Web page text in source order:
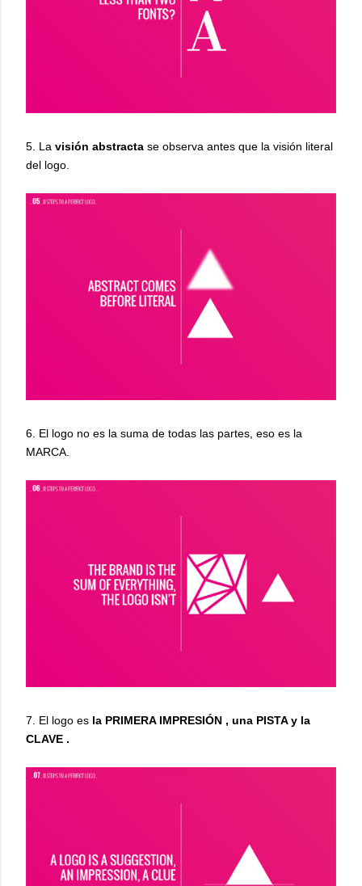
5. La visión abstracta se observa antes que la visión literal
del logo.
6. El logo no es la suma de todas las partes, eso es la
MARCA.
7. El logo es la PRIMERA IMPRESIÓN , una PISTA y la
CLAVE .